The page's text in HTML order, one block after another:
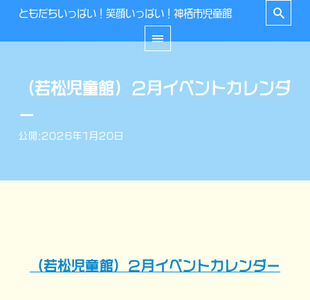
ともだちいっぱい！笑顔いっぱい！神栖市児童館
（若松児童館）２月イベントカレンダ
ー
公開:2026年1月20日
（若松児童館）２月イベントカレンダー